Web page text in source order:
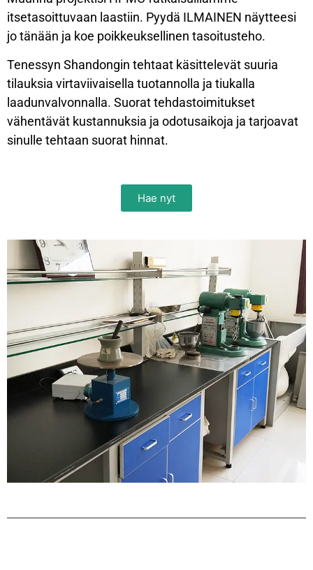
itsetasoittuvaan laastiin. Pyydä ILMAINEN näytteesi
jo tänään ja koe poikkeuksellinen tasoitusteho.
Tenessyn Shandongin tehtaat käsittelevät suuria
tilauksia virtaviivaisella tuotannolla ja tiukalla
laadunvalvonnalla. Suorat tehdastoimitukset
vähentävät kustannuksia ja odotusaikoja ja tarjoavat
sinulle tehtaan suorat hinnat.
Hae nyt